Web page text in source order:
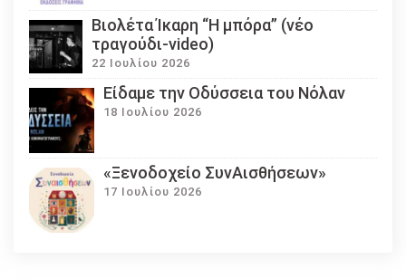
Βιολέτα Ίκαρη “Η μπόρα” (νέο
τραγούδι-video)
22 Ιουλίου 2026
Eίδαμε την Οδύσσεια του Νόλαν
18 Ιουλίου 2026
«Ξενοδοχείο ΣυνΑισθήσεων»
17 Ιουλίου 2026